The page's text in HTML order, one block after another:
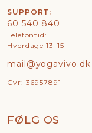
FØLG OS
SUPPORT:
60 540 840
Telefontid:
Hverdage 13-15
mail@yogavivo.dk
Cvr: 36957891